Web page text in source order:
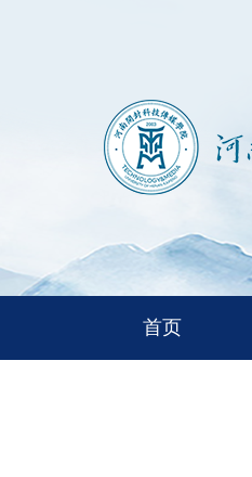
首页